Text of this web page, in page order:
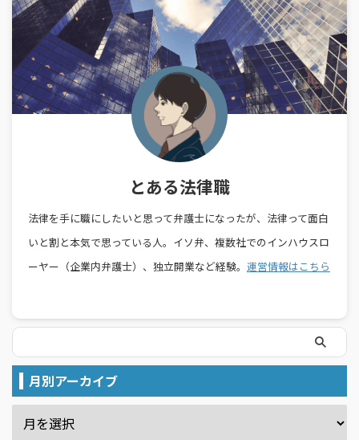
とある法律職
法律を手に職にしたいと思って弁護士になったが、法律って面白
いと割と本気で思っている人。イソ弁、複数社でのインハウスロ
ーヤー（企業内弁護士）、独立開業など経験。 運営情報はこちら
月別アーカイブ